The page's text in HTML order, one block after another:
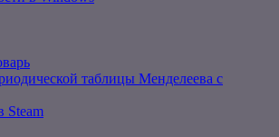
таблицы Менделеева с
Steam